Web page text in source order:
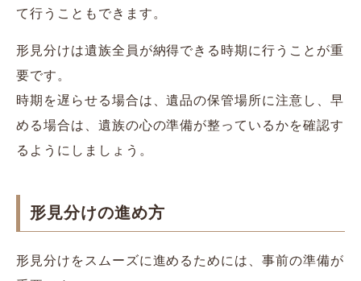
て行うこともできます。
形見分けは遺族全員が納得できる時期に行うことが重
要です。
時期を遅らせる場合は、遺品の保管場所に注意し、早
める場合は、遺族の心の準備が整っているかを確認す
るようにしましょう。
形見分けの進め方
形見分けをスムーズに進めるためには、事前の準備が